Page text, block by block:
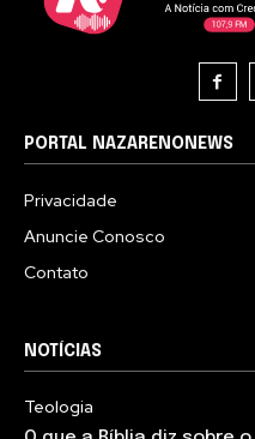
PORTAL NAZARENONEWS
Privacidade
Anuncie Conosco
Contato
NOTÍCIAS
Teologia